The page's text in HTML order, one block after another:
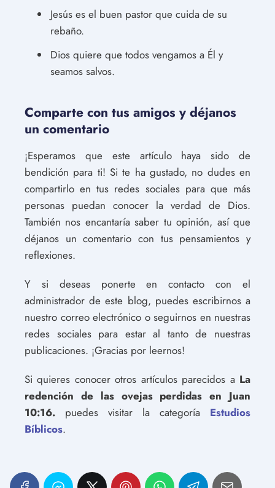
Jesús es el buen pastor que cuida de su
rebaño.
Dios quiere que todos vengamos a Él y
seamos salvos.
Comparte con tus amigos y déjanos
un comentario
¡Esperamos que este artículo haya sido de
bendición para ti! Si te ha gustado, no dudes en
compartirlo en tus redes sociales para que más
personas puedan conocer la verdad de Dios.
También nos encantaría saber tu opinión, así que
déjanos un comentario con tus pensamientos y
reflexiones.
Y si deseas ponerte en contacto con el
administrador de este blog, puedes escribirnos a
nuestro correo electrónico o seguirnos en nuestras
redes sociales para estar al tanto de nuestras
publicaciones. ¡Gracias por leernos!
Si quieres conocer otros artículos parecidos a La
redención de las ovejas perdidas en Juan
10:16. puedes visitar la categoría Estudios
Bíblicos.